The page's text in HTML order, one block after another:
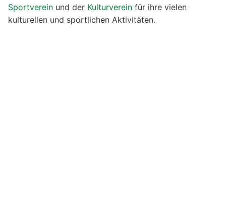
Sportverein und der Kulturverein für ihre vielen
kulturellen und sportlichen Aktivitäten.